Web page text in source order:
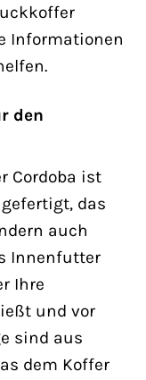
Informationen
den
Cordoba ist
das
auch
Innenfutter
Ihre
und vor
sind aus
dem Koffer